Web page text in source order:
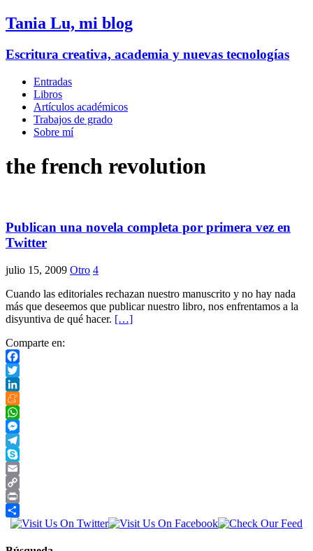
Tania Lu, mi blog
Escritura creativa, academia y nuevas tecnologías
Entradas
Libros
Artículos académicos
Trabajos de grado
Sobre mí
the french revolution
Publican una novela completa por primera vez en
Twitter
julio 15, 2009 Otro 4
Cuando las editoriales rechazan nuestro manuscrito y no hay nada
más que deseemos que publicar nuestro libro, nos enfrentamos a la
disyuntiva de qué hacer. […]
Comparte en:
Facebook
Twitter
LinkedIn
Meneame
WhatsApp
Messenger
Telegram
Skype
Email
Copy
Link
Print
Compartir